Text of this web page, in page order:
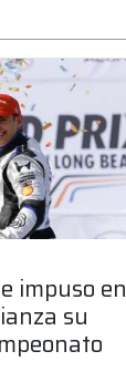
impuso en
su